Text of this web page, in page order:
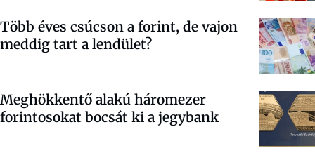
Több éves csúcson a forint, de vajon
meddig tart a lendület?
Meghökkentő alakú háromezer
forintosokat bocsát ki a jegybank